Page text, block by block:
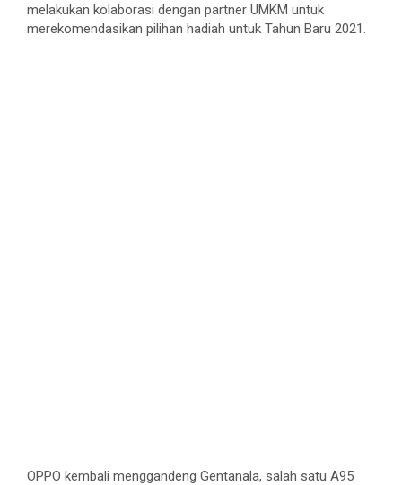
melakukan kolaborasi dengan partner UMKM untuk
merekomendasikan pilihan hadiah untuk Tahun Baru 2021.
OPPO kembali menggandeng Gentanala, salah satu A95